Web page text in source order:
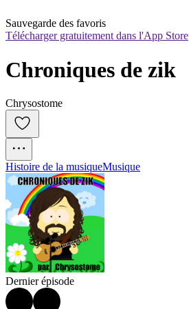
Sauvegarde des favoris
Télécharger gratuitement dans l'App Store
Chroniques de zik
Chrysostome
Histoire de la musiqueMusique
Dernier épisode